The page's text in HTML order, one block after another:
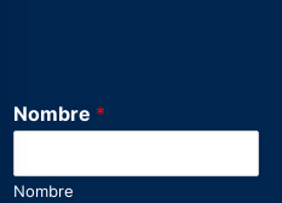
Nombre *
Nombre